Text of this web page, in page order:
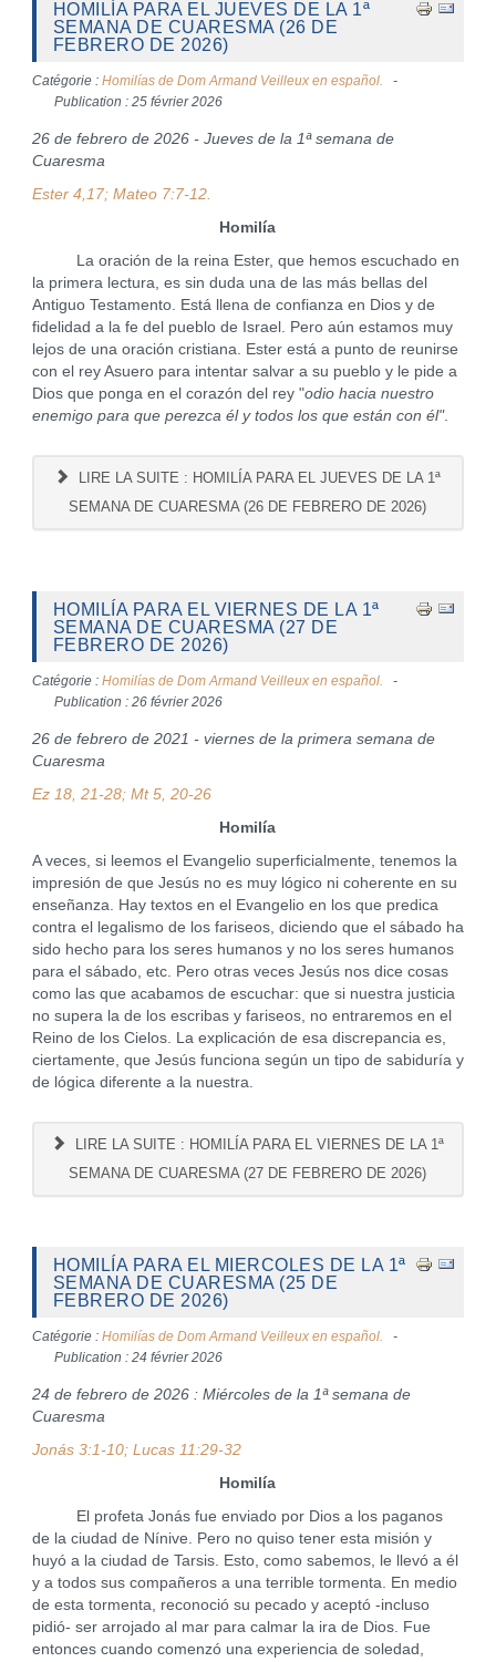
HOMILÍA PARA EL JUEVES DE LA 1ª
SEMANA DE CUARESMA (26 DE
FEBRERO DE 2026)
Catégorie : Homilías de Dom Armand Veilleux en español.
Publication : 25 février 2026
26 de febrero de 2026 - Jueves de la 1ª semana de
Cuaresma
Ester 4,17; Mateo 7:7-12.
Homilía
La oración de la reina Ester, que hemos escuchado en
la primera lectura, es sin duda una de las más bellas del
Antiguo Testamento. Está llena de confianza en Dios y de
fidelidad a la fe del pueblo de Israel. Pero aún estamos muy
lejos de una oración cristiana. Ester está a punto de reunirse
con el rey Asuero para intentar salvar a su pueblo y le pide a
Dios que ponga en el corazón del rey "odio hacia nuestro
enemigo para que perezca él y todos los que están con él".
LIRE LA SUITE : HOMILÍA PARA EL JUEVES DE LA 1ª
SEMANA DE CUARESMA (26 DE FEBRERO DE 2026)
HOMILÍA PARA EL VIERNES DE LA 1ª
SEMANA DE CUARESMA (27 DE
FEBRERO DE 2026)
Catégorie : Homilías de Dom Armand Veilleux en español.
Publication : 26 février 2026
26 de febrero de 2021 - viernes de la primera semana de
Cuaresma
Ez 18, 21-28; Mt 5, 20-26
Homilía
A veces, si leemos el Evangelio superficialmente, tenemos la
impresión de que Jesús no es muy lógico ni coherente en su
enseñanza. Hay textos en el Evangelio en los que predica
contra el legalismo de los fariseos, diciendo que el sábado ha
sido hecho para los seres humanos y no los seres humanos
para el sábado, etc. Pero otras veces Jesús nos dice cosas
como las que acabamos de escuchar: que si nuestra justicia
no supera la de los escribas y fariseos, no entraremos en el
Reino de los Cielos. La explicación de esa discrepancia es,
ciertamente, que Jesús funciona según un tipo de sabiduría y
de lógica diferente a la nuestra.
LIRE LA SUITE : HOMILÍA PARA EL VIERNES DE LA 1ª
SEMANA DE CUARESMA (27 DE FEBRERO DE 2026)
HOMILÍA PARA EL MIERCOLES DE LA 1ª
SEMANA DE CUARESMA (25 DE
FEBRERO DE 2026)
Catégorie : Homilías de Dom Armand Veilleux en español.
Publication : 24 février 2026
24 de febrero de 2026 : Miércoles de la 1ª semana de
Cuaresma
Jonás 3:1-10; Lucas 11:29-32
Homilía
El profeta Jonás fue enviado por Dios a los paganos
de la ciudad de Nínive. Pero no quiso tener esta misión y
huyó a la ciudad de Tarsis. Esto, como sabemos, le llevó a él
y a todos sus compañeros a una terrible tormenta. En medio
de esta tormenta, reconoció su pecado y aceptó -incluso
pidió- ser arrojado al mar para calmar la ira de Dios. Fue
entonces cuando comenzó una experiencia de soledad,